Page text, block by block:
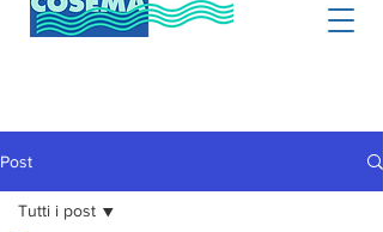
Post
Tutti i post